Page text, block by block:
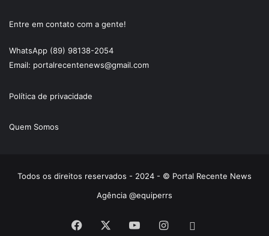
Entre em contato com a gente!
WhatsApp (89) 98138-2054
Email: portalrecentenews@gmail.com
Política de privacidade
Quem Somos
Todos os direitos reservados - 2024 - © Portal Recente News
Agência @equiperrs
Facebook YouTubeInstagram